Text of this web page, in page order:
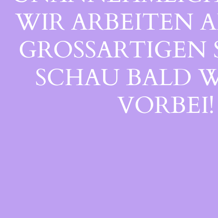
WIR ARBEITEN
GROSSARTIGEN
CHAU BALD
ORBEI!